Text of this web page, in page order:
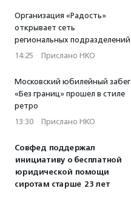
Организация «Радость»
открывает сеть
региональных подразделений
14:25 · Прислано НКО
Московский юбилейный забег
«Без границ» прошел в стиле
ретро
13:30 · Прислано НКО
Совфед поддержал
инициативу о бесплатной
юридической помощи
сиротам старше 23 лет